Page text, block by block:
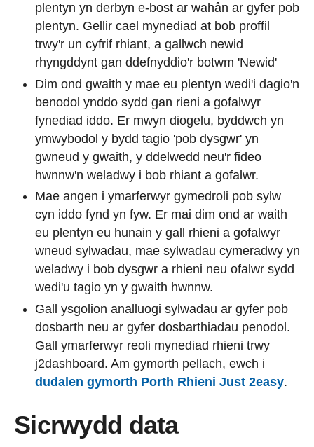
plentyn yn derbyn e-bost ar wahân ar gyfer pob
plentyn. Gellir cael mynediad at bob proffil
trwy'r un cyfrif rhiant, a gallwch newid
rhyngddynt gan ddefnyddio'r botwm 'Newid'
Dim ond gwaith y mae eu plentyn wedi'i dagio'n
benodol ynddo sydd gan rieni a gofalwyr
fynediad iddo. Er mwyn diogelu, byddwch yn
ymwybodol y bydd tagio 'pob dysgwr' yn
gwneud y gwaith, y ddelwedd neu'r fideo
hwnnw'n weladwy i bob rhiant a gofalwr.
Mae angen i ymarferwyr gymedroli pob sylw
cyn iddo fynd yn fyw. Er mai dim ond ar waith
eu plentyn eu hunain y gall rhieni a gofalwyr
wneud sylwadau, mae sylwadau cymeradwy yn
weladwy i bob dysgwr a rhieni neu ofalwr sydd
wedi'u tagio yn y gwaith hwnnw.
Gall ysgolion analluogi sylwadau ar gyfer pob
dosbarth neu ar gyfer dosbarthiadau penodol.
Gall ymarferwyr reoli mynediad rhieni trwy
j2dashboard. Am gymorth pellach, ewch i
dudalen gymorth Porth Rhieni Just 2easy.
Sicrwydd data